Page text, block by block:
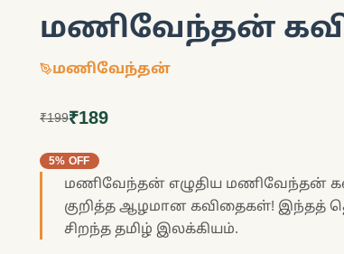
மணிவேந்தன்
மணிவேந்தன்
₹199₹189
5% OFF
மணிவேந்தன் எழுதிய மணிவேந்தன்
குறித்த ஆழமான கவிதைகள்! இந்தத்
சிறந்த தமிழ் இலக்கியம்.